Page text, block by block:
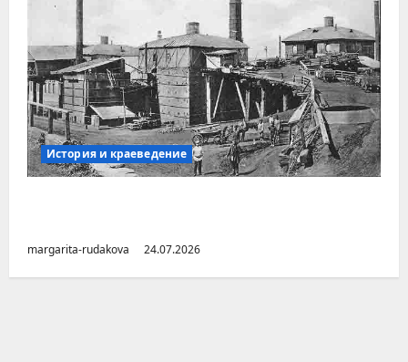
История и краеведение
margarita-rudakova 24.07.2026